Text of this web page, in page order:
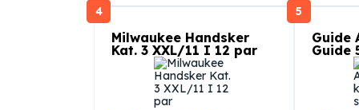
4
Milwaukee Handsker
Kat. 3 XXL/11 I 12 par
5
Guide
Guide